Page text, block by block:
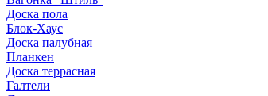
Доска пола
Блок-Хаус
Доска палубная
Планкен
Доска террасная
Галтели